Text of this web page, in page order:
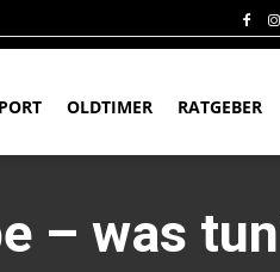
OLDTIMER RATGEBER
– was